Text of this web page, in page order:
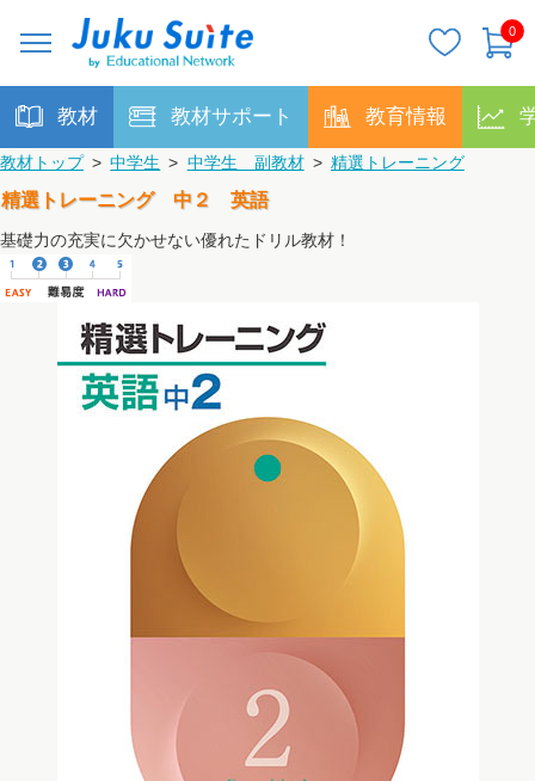
0
教材 教材サポート 教育情報
教材トップ > 中学生 > 中学生 副教材 > 精選トレーニング
精選トレーニング 中２ 英語
基礎力の充実に欠かせない優れたドリル教材！